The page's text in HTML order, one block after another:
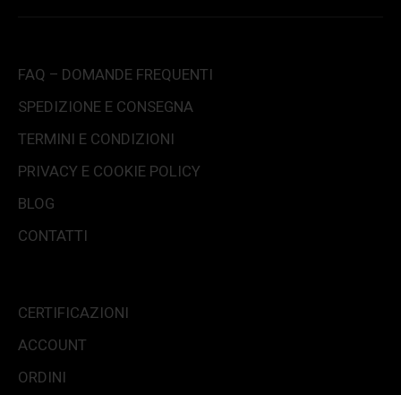
FAQ – DOMANDE FREQUENTI
SPEDIZIONE E CONSEGNA
TERMINI E CONDIZIONI
PRIVACY E COOKIE POLICY
BLOG
CONTATTI
CERTIFICAZIONI
ACCOUNT
ORDINI